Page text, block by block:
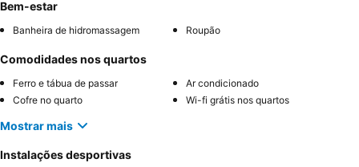
Bem-estar
Banheira de hidromassagem Roupão
Comodidades nos quartos
Ferro e tábua de passar
Ar condicionado
Cofre no quarto
Wi-fi grátis nos quartos
Mostrar mais
Instalações desportivas